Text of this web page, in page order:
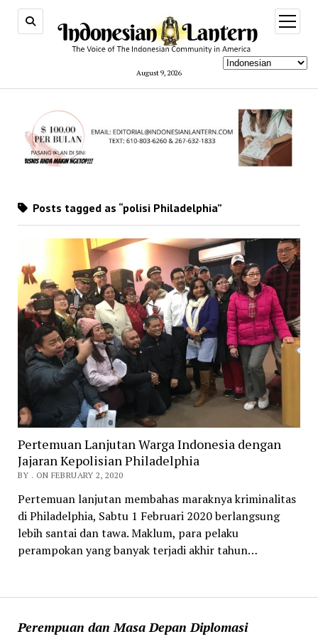
August 9, 2026
open
menu
Perempuan dan Masa Depan Diplomasi
Posts tagged as “polisi Philadelphia”
Pertemuan Lanjutan Warga Indonesia dengan
Jajaran Kepolisian Philadelphia
BY . ON FEBRUARY 2, 2020
Pertemuan lanjutan membahas maraknya kriminalitas
di Philadelphia, Sabtu 1 Februari 2020 berlangsung
lebih santai dan tawa. Maklum, para pelaku
perampokan yang banyak terjadi akhir tahun…